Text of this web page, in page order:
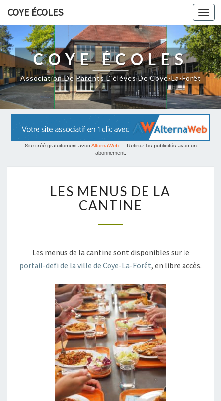
COYE ÉCOLES
COYE ÉCOLES
Association De Parents D'élèves De Coye-La-Forêt
Site créé gratuitement avec AlternaWeb- Retirez les publicités avec un
abonnement.
E
S
M
E
S
D
L
A
C
A
N
T
I
N
E
LES MENUS DE LA
CANTINE
Les menus de la cantine sont disponibles sur le
portail-defi de la ville de Coye-La-Forêt, en libre accès.